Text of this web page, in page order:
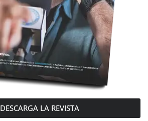
DESCARGA LA REVISTA